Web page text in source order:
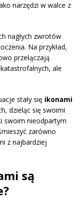
narzędzi w walce z
nagłych zwrotów
Na przykład,
przełączają
ale
stały się ikonami
dzieląc się swoimi
swoim nieodpartym
zarówno
z najbardziej
są